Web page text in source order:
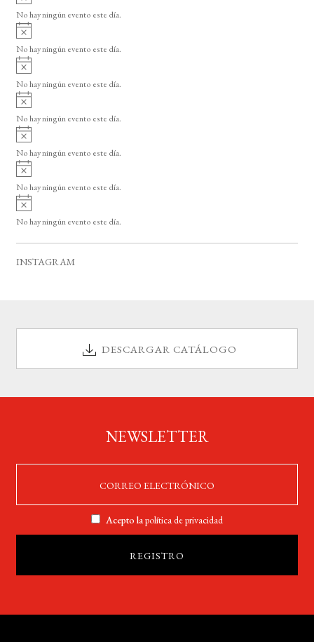
o
v
i
o
No hay ningún evento este día.
A
v
i
o
No hay ningún evento este día.
A
v
i
o
No hay ningún evento este día.
A
v
i
o
No hay ningún evento este día.
A
v
i
o
No hay ningún evento este día.
A
v
i
o
No hay ningún evento este día.
A
v
i
No hay ningún evento este día.
INSTAGRAM
DESCARGAR CATÁLOGO
NEWSLETTER
Acepto lapolítica de privacidad